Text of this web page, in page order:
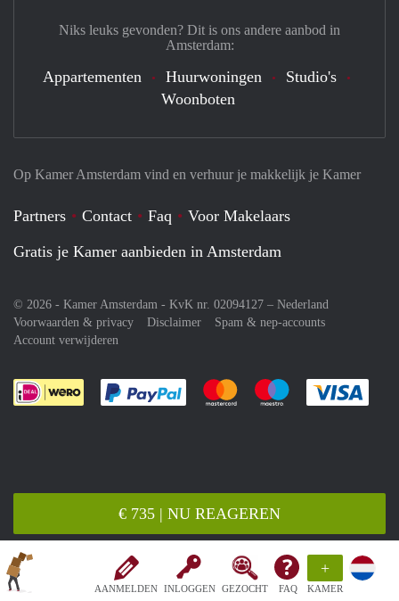
AANMELDEN INLOGGEN GEZOCHT FAQ
+
KAMER
€ 735 | NU REAGEREN
Op Kamer Amsterdam vind en verhuur je makkelijk je Kamer
Partners Contact Faq
Voor Makelaars
Gratis je Kamer aanbieden in Amsterdam
© 2026 - Kamer Amsterdam - KvK nr. 02094127 – Nederland
Voorwaarden & privacy
Disclaimer
Spam & nep-accounts
Account verwijderen
Je rekent gemakkelijk af met Paypal
Je rekent gemakkelijk af met
Je rekent
Niks leuks gevonden? Dit is ons andere aanbod in
Amsterdam:
Appartementen Huurwoningen
Studio's
Woonboten